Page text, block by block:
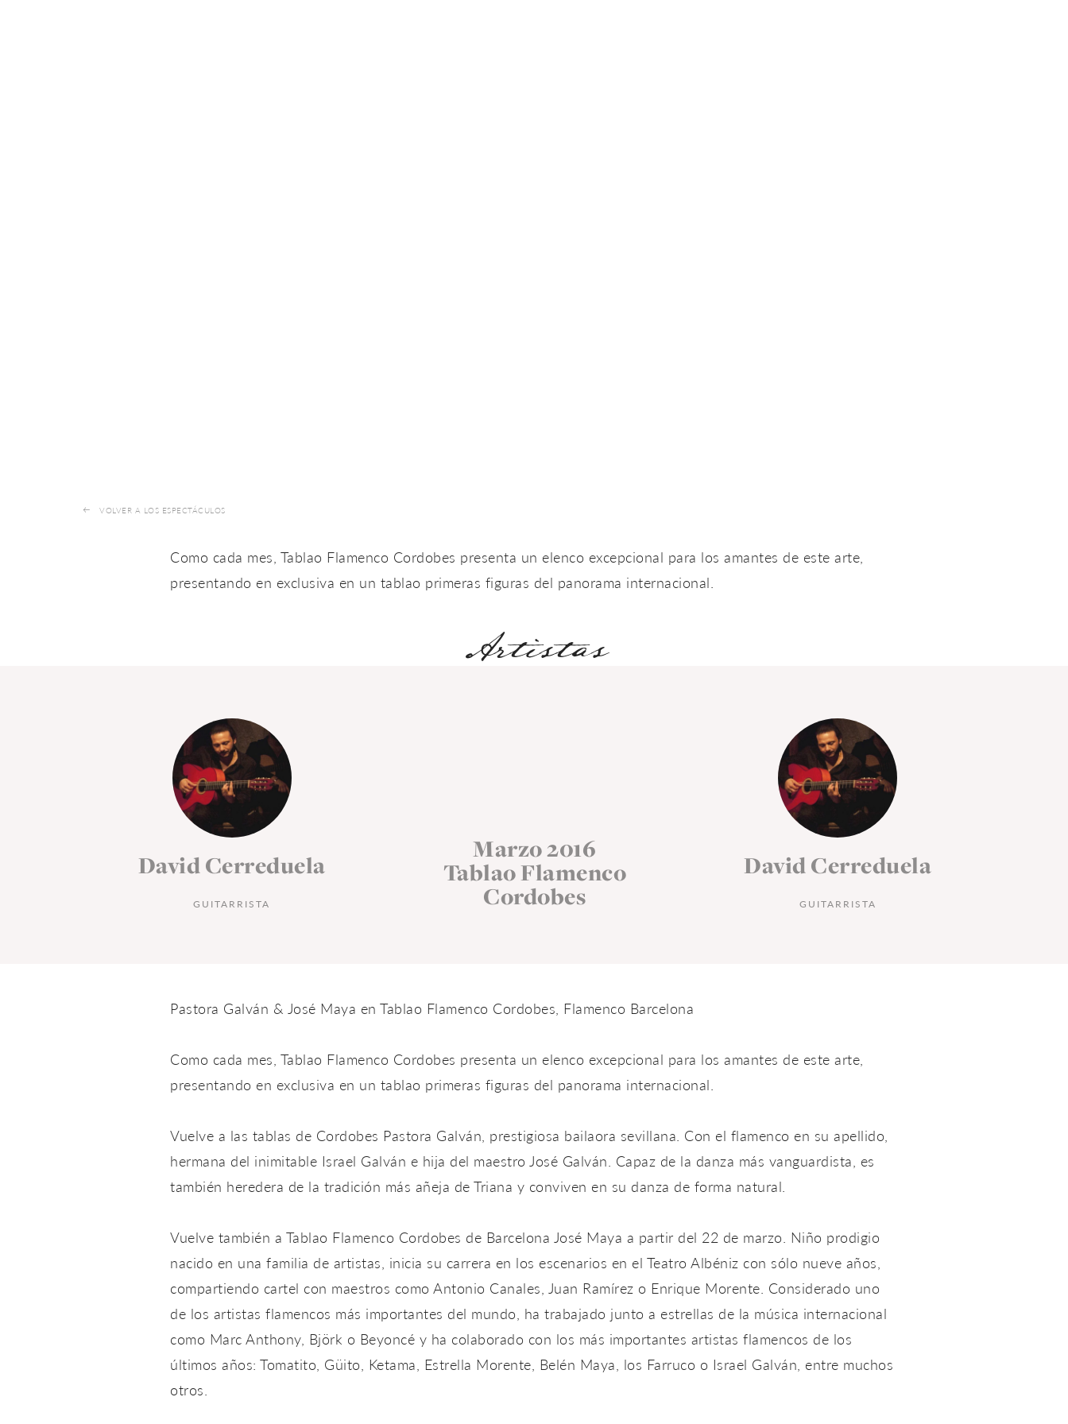
VOLVER A LOS ESPECTÁCULOS
Como cada mes, Tablao Flamenco Cordobes presenta un elenco excepcional para los amantes de este arte,
presentando en exclusiva en un tablao primeras figuras del panorama internacional.
Artistas
Marzo 2016
Tablao Flamenco
Cordobes
David Cerreduela
GUITARRISTA
Marzo 2016
Tablao Flamenco
Cordobes
Pastora Galván & José Maya en Tablao Flamenco Cordobes, Flamenco Barcelona
Como cada mes, Tablao Flamenco Cordobes presenta un elenco excepcional para los amantes de este arte,
presentando en exclusiva en un tablao primeras figuras del panorama internacional.
Vuelve a las tablas de Cordobes Pastora Galván, prestigiosa bailaora sevillana. Con el flamenco en su apellido,
hermana del inimitable Israel Galván e hija del maestro José Galván. Capaz de la danza más vanguardista, es
también heredera de la tradición más añeja de Triana y conviven en su danza de forma natural.
Vuelve también a Tablao Flamenco Cordobes de Barcelona José Maya a partir del 22 de marzo. Niño prodigio
nacido en una familia de artistas, inicia su carrera en los escenarios en el Teatro Albéniz con sólo nueve años,
compartiendo cartel con maestros como Antonio Canales, Juan Ramírez o Enrique Morente. Considerado uno
de los artistas flamencos más importantes del mundo, ha trabajado junto a estrellas de la música internacional
como Marc Anthony, Björk o Beyoncé y ha colaborado con los más importantes artistas flamencos de los
últimos años: Tomatito, Güito, Ketama, Estrella Morente, Belén Maya, los Farruco o Israel Galván, entre muchos
otros.